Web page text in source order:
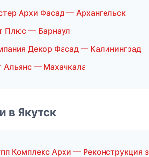
Архи Фасад — Архангельск
Плюс — Барнаул
Декор Фасад — Калининград
Альянс — Махачкала
в Якутск
Комплекс Архи — Реконструкция